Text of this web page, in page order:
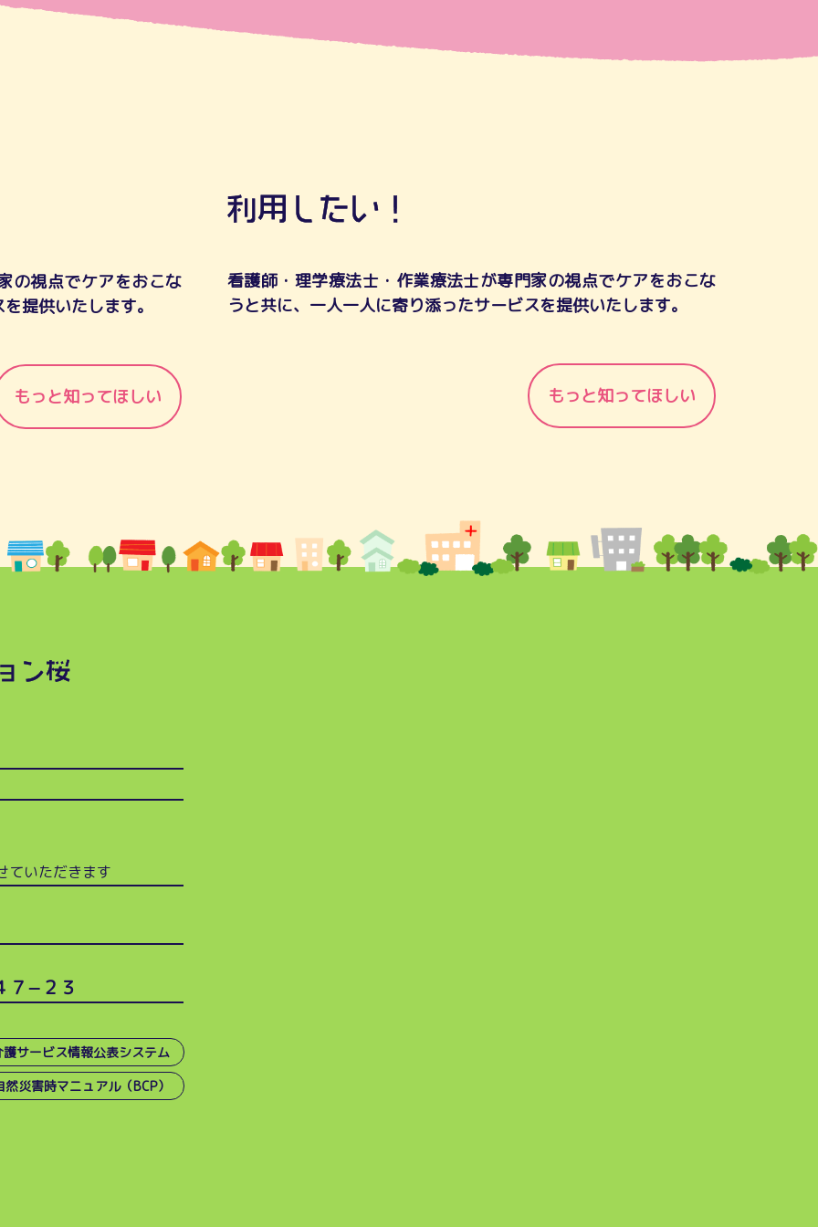
の視点でケアをおこな
提供いたします。
もっと知ってほしい
看護師・理学療法士・作業療法士が専門家の視点でケアをおこな
うと共に、一人一人に寄り添ったサービスを提供いたします。
もっと知ってほしい
ていただきます
７−２３
護サービス情報公表システム
然災害時マニュアル（BCP）